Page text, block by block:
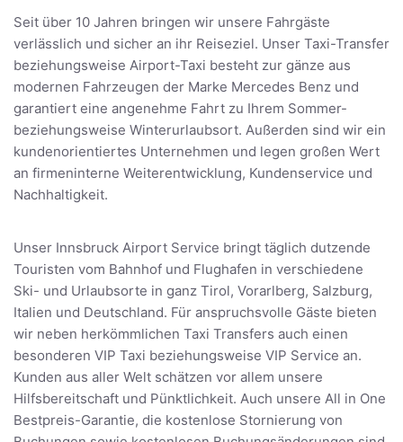
Seit über 10 Jahren bringen wir unsere Fahrgäste
verlässlich und sicher an ihr Reiseziel. Unser Taxi-Transfer
beziehungsweise Airport-Taxi besteht zur gänze aus
modernen Fahrzeugen der Marke Mercedes Benz und
garantiert eine angenehme Fahrt zu Ihrem Sommer-
beziehungsweise Winterurlaubsort. Außerden sind wir ein
kundenorientiertes Unternehmen und legen großen Wert
an firmeninterne Weiterentwicklung, Kundenservice und
Nachhaltigkeit.
Unser Innsbruck Airport Service bringt täglich dutzende
Touristen vom Bahnhof und Flughafen in verschiedene
Ski- und Urlaubsorte in ganz Tirol, Vorarlberg, Salzburg,
Italien und Deutschland. Für anspruchsvolle Gäste bieten
wir neben herkömmlichen Taxi Transfers auch einen
besonderen VIP Taxi beziehungsweise VIP Service an.
Kunden aus aller Welt schätzen vor allem unsere
Hilfsbereitschaft und Pünktlichkeit. Auch unsere All in One
Bestpreis-Garantie, die kostenlose Stornierung von